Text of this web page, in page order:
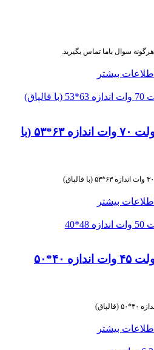
اطلاعات بیشتر
اتو ترانس ۲۲۰ به ۱۱۰ ولت ۷۰ وات اندازه ۶۳*۵۳ (با
اطلاعات بیشتر
اتو ترانس ۲۲۰ به ۱۱۰ ولت ۴۵ وات اندازه ۴۰*۵۰
اطلاعات بیشتر